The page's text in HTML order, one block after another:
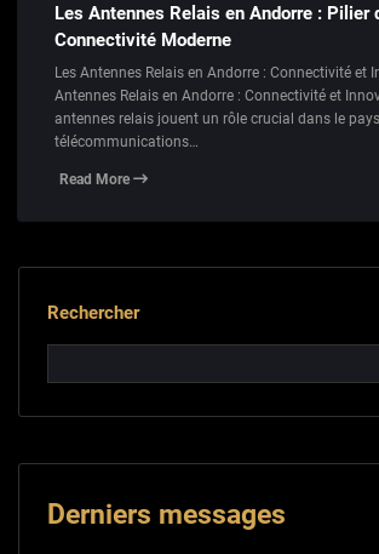
Les Antennes Relais en Andorre : Pilier
Connectivité Moderne
Les Antennes Relais en Andorre : Connectivité et
Antennes Relais en Andorre : Connectivité et
antennes relais jouent un rôle crucial dans le
télécommunications…
Read More
Rechercher
Derniers messages